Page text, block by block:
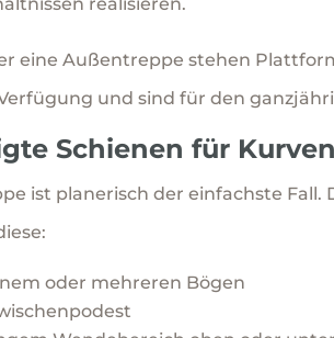
eine Außentreppe stehen
und sind für den
Schienen für
ist planerisch der einfachste
oder mehreren Bögen